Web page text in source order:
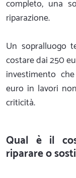
completo, una
riparazione.
Un sopralluogo
costare dai 250
investimento
euro in lavori
criticità.
Qual è il
riparare o